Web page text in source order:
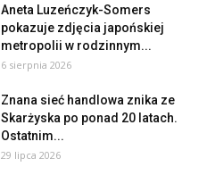
Aneta Luzeńczyk-Somers
pokazuje zdjęcia japońskiej
metropolii w rodzinnym...
6 sierpnia 2026
Znana sieć handlowa znika ze
Skarżyska po ponad 20 latach.
Ostatnim...
29 lipca 2026